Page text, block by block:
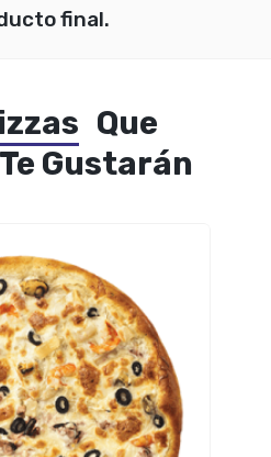
final.
Que
Gustarán